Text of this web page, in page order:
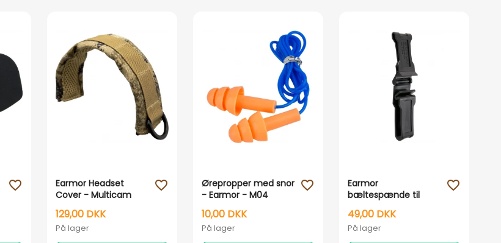
favorite_outline
Earmor Headset
Cover - Multicam
Camo
129,00 DKK
På lager
favorite_outline
Ørepropper med snor
- Earmor - M04
10,00 DKK
På lager
favorite_outline
Earmor
bæltespænde til
høreværn - S08
49,00 DKK
På lager
favorite_outline